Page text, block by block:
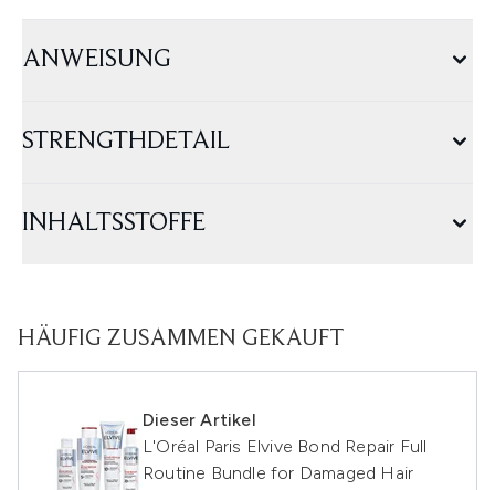
ANWEISUNG
STRENGTHDETAIL
INHALTSSTOFFE
HÄUFIG ZUSAMMEN GEKAUFT
Dieser Artikel
L'Oréal Paris Elvive Bond Repair Full
Routine Bundle for Damaged Hair